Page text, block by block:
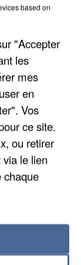
based on
"Accepter
les
mes
en
Vos
ce site.
ou retirer
le lien
chaque